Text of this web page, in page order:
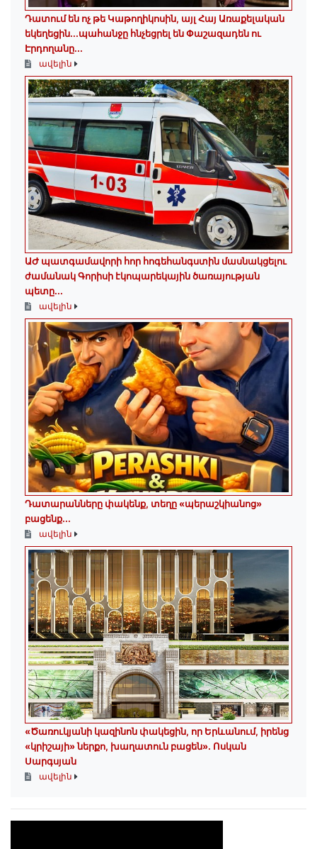
Դատում են ոչ թե Կաթողիկոսին, այլ Հայ Առաքելական
եկեղեցին․․․պահանջը հնչեցրել են Փաշազադեն ու
Էրդողանը․․․
ավելին
ԱԺ պատգամավորի հոր հոգեհանգստին մասնակցելու
ժամանակ Գորիսի էկոպարեկային ծառայության
պետը...
ավելին
Դատարանները փակենք, տեղը «պերաշկիանոց»
բացենք․․․
ավելին
«Ծառուկյանի կազինոն փակեցին, որ Երևանում, իրենց
«կրիշայի» ներքո, խաղատուն բացեն»․ Ոսկան
Սարգսյան
ավելին